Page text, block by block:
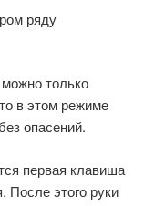
ряду
только
в этом режиме
опасений.
первая клавиша
После этого руки